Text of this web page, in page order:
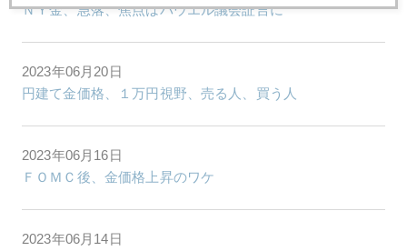
ＮＹ金、急落、焦点はパウエル議会証言に
2023年06月20日
円建て金価格、１万円視野、売る人、買う人
2023年06月16日
ＦＯＭＣ後、金価格上昇のワケ
2023年06月14日